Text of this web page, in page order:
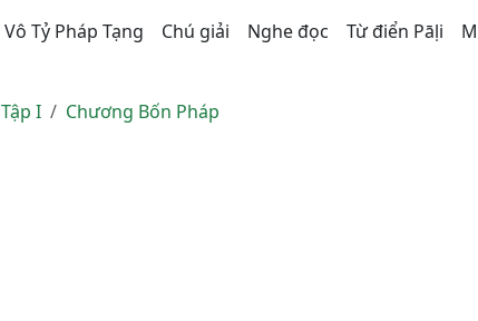
Vô Tỷ Pháp Tạng Chú giải Nghe đọc Từ điển Pāḷi
Tập I Chương Bốn Pháp